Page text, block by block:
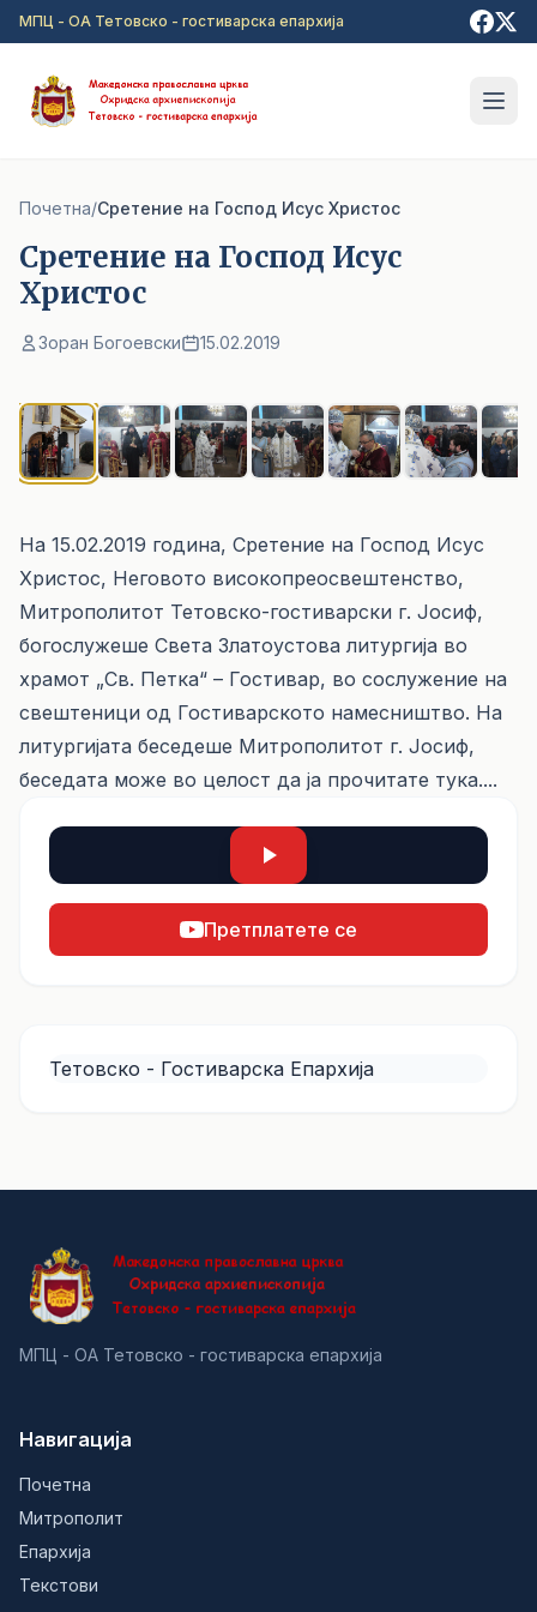
Прејди на главна содржина
МПЦ - ОА Тетовско - гостиварска епархија
Почетна/Сретение на Господ Исус Христос
Сретение на Господ Исус
Христос
Зоран Богоевски 15.02.2019
На 15.02.2019 година, Сретение на Господ Исус
Христос, Неговото високопреосвештенство,
Митрополитот Тетовско-гостиварски г. Јосиф,
богослужеше Света Златоустова литургија во
храмот „Св. Петка“ – Гостивар, во сослужение на
свештеници од Гостиварското намесништво. На
литургијата беседеше Митрополитот г. Јосиф,
беседата може во целост да ја прочитате тука....
Претплатете се
Тетовско - Гостиварска Епархија
МПЦ - ОА Тетовско - гостиварска епархија
Навигација
Почетна
Митрополит
Епархија
Текстови